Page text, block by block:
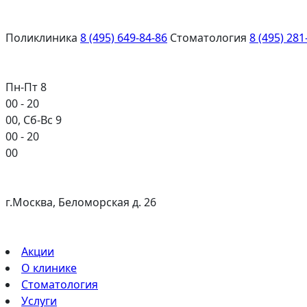
Поликлиника 8 (495) 649-84-86 Стоматология 8 (495)
Пн-Пт 8
00- 20
00, Сб-Вс 9
00- 20
00
г.Москва, Беломорская д. 26
Акции
О клинике
Стоматология
Услуги